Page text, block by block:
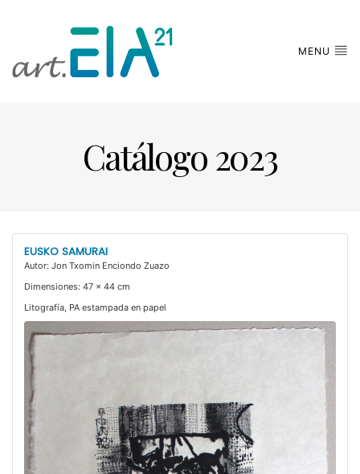
MENU
Catálogo 2023
EUSKO SAMURAI
Autor: Jon Txomin Enciondo Zuazo
Dimensiones: 47 x 44 cm
Litografía, PA estampada en papel